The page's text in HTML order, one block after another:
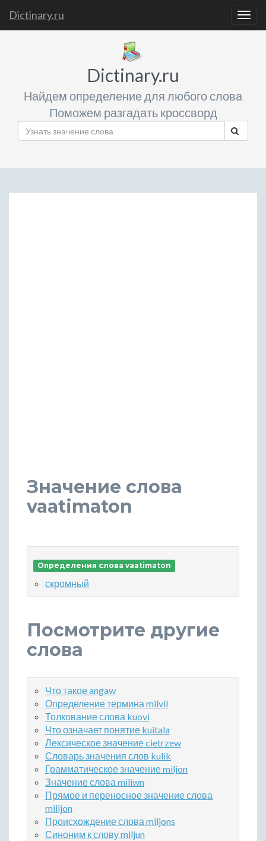
Dictinary.ru
Dictinary.ru
Найдем определение для любого слова
Поможем разгадать кроссворд
Значение слова
vaatimaton
Определения слова vaatimaton
скромный
Посмотрите другие
слова
Что такое angaw
Определение термина milvil
Толкование слова kuovi
Что означает понятие kuitala
Лексическое значение cietrzew
Словарь значения слов kulik
Грамматическое значение miljon
Значение слова miliwn
Прямое и переносное значение слова
milijon
Происхождение слова miljons
Синоним к слову miljun